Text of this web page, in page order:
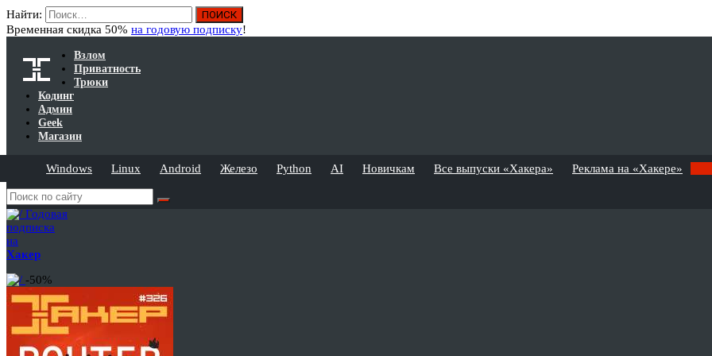
Найти:
Временная скидка 50% на годовую подписку!
Взлом
Приватность
Трюки
Кодинг
Админ
Geek
Магазин
Windows Linux Android Железо Python AI Новичкам Все выпуски «Хакера» Реклама на «Хакере»
Годовая
подписка
на
Хакер
-50%